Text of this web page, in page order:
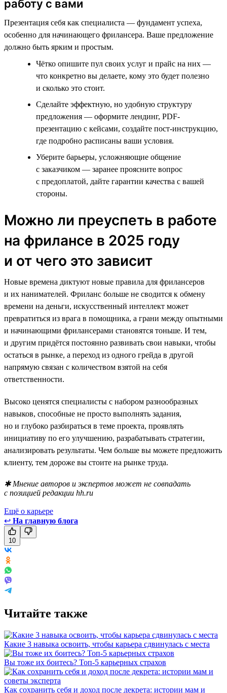
работу с вами
Презентация себя как специалиста — фундамент успеха,
особенно для начинающего фрилансера. Ваше предложение
должно быть ярким и простым.
Чётко опишите пул своих услуг и прайс на них —
что конкретно вы делаете, кому это будет полезно
и сколько это стоит.
Сделайте эффектную, но удобную структуру
предложения — оформите лендинг, PDF-
презентацию с кейсами, создайте пост-инструкцию,
где подробно расписаны ваши условия.
Уберите барьеры, усложняющие общение
с заказчиком — заранее проясните вопрос
с предоплатой, дайте гарантии качества с вашей
стороны.
Можно ли преуспеть в работе
на фрилансе в 2025 году
и от чего это зависит
Новые времена диктуют новые правила для фрилансеров
и их нанимателей. Фриланс больше не сводится к обмену
времени на деньги, искусственный интеллект может
превратиться из врага в помощника, а грани между опытными
и начинающими фрилансерами становятся тоньше. И тем,
и другим придётся постоянно развивать свои навыки, чтобы
остаться в рынке, а переход из одного грейда в другой
напрямую связан с количеством взятой на себя
ответственности.
Высоко ценятся специалисты с набором разнообразных
навыков, способные не просто выполнять задания,
но и глубоко разбираться в теме проекта, проявлять
инициативу по его улучшению, разрабатывать стратегии,
анализировать результаты. Чем больше вы можете предложить
клиенту, тем дороже вы стоите на рынке труда.
✱ Мнение авторов и экспертов может не совпадать
с позицией редакции hh.ru
Ещё о карьере
↩ На главную блога
10
Читайте также
Какие 3 навыка освоить, чтобы карьера сдвинулась с места
Вы тоже их боитесь? Топ-5 карьерных страхов
Как сохранить себя и доход после декрета: истории мам и